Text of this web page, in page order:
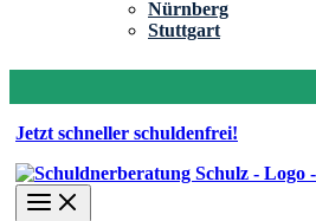
Nürnberg
Stuttgart
Jetzt schneller schuldenfrei!